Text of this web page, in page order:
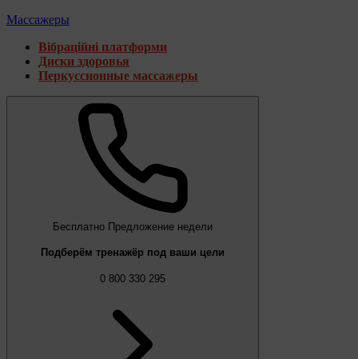
Массажеры
Вібраційні платформи
Диски здоровья
Перкуссионные массажеры
Бесплатно Предложение недели
Подберём тренажёр под ваши цели
0 800 330 295